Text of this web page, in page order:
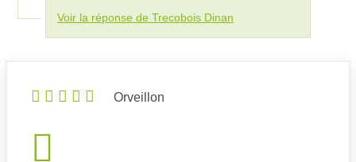
Voir la réponse de Trecobois Dinan
Orveillon